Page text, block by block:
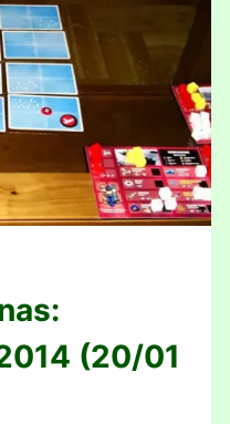
(20/01